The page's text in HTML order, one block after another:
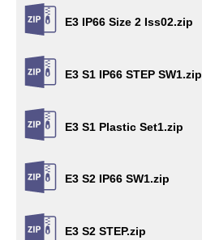
E3 IP66 Size 2 Iss02.zip
E3 S1 IP66 STEP SW1.zip
E3 S1 Plastic Set1.zip
E3 S2 IP66 SW1.zip
E3 S2 STEP.zip